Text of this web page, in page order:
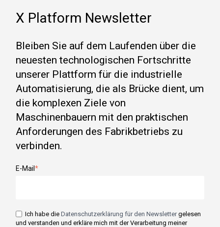
X Platform Newsletter
Bleiben Sie auf dem Laufenden über die
neuesten technologischen Fortschritte
unserer Plattform für die industrielle
Automatisierung, die als Brücke dient, um
die komplexen Ziele von
Maschinenbauern mit den praktischen
Anforderungen des Fabrikbetriebs zu
verbinden.
E-Mail *
Ich habe die Datenschutzerklärung für den Newslettergelesen
und verstanden und erkläre mich mit der Verarbeitung meiner